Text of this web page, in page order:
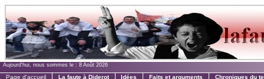
Aujourd'hui, nous sommes le : 8 Août 2026
Page d'accueil La faute à Diderot Idées Faits et arguments Chroniques du